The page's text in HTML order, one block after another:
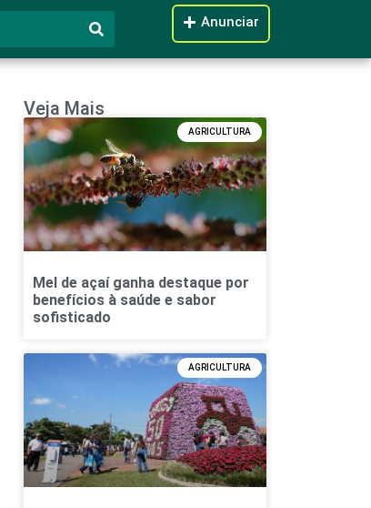
Anunciar
Veja Mais
AGRICULTURA
Mel de açaí ganha destaque por
benefícios à saúde e sabor
sofisticado
AGRICULTURA